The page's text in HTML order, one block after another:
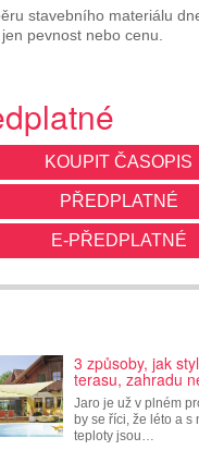
stavebního materiálu
pevnost nebo cenu.
KOUPIT ČASOPIS
PŘEDPLATNÉ
E-PŘEDPLATNÉ
3 způsoby, jak
terasu, zahradu
Jaro je už v plném
by se říci, že léto a s
teploty jsou…